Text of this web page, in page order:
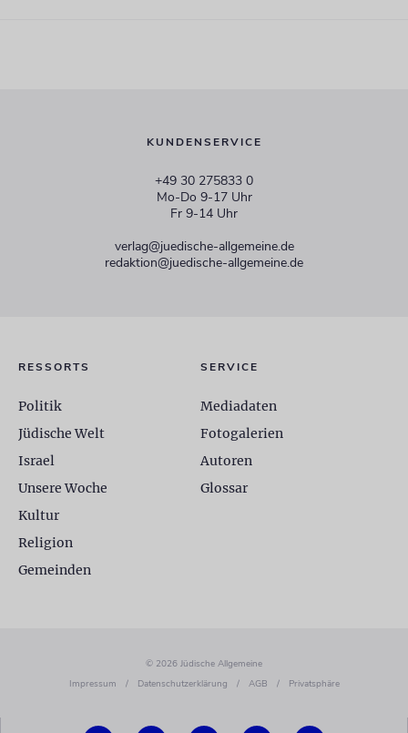
KUNDENSERVICE
+49 30 275833 0
Mo-Do 9-17 Uhr
Fr 9-14 Uhr
verlag@juedische-allgemeine.de
redaktion@juedische-allgemeine.de
RESSORTS
Politik
Jüdische Welt
Israel
Unsere Woche
Kultur
Religion
Gemeinden
SERVICE
Mediadaten
Fotogalerien
Autoren
Glossar
© 2026 Jüdische Allgemeine
Impressum
/ Datenschutzerklärung / AGB / Privatsphäre